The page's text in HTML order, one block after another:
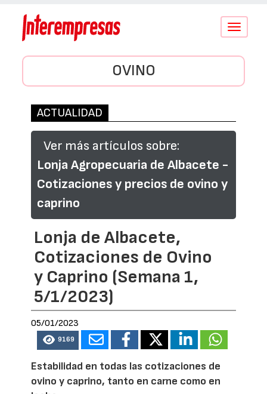
Conmutar
OVINO
ACTUALIDAD
Ver más artículos sobre:
Lonja Agropecuaria de Albacete -
Cotizaciones y precios de ovino y
caprino
Lonja de Albacete,
Cotizaciones de Ovino
y Caprino (Semana 1,
5/1/2023)
05/01/2023
9169
Estabilidad en todas las cotizaciones de
ovino y caprino, tanto en carne como en